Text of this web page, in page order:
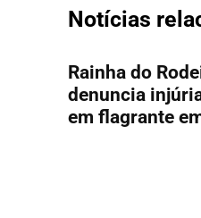
Notícias
Rainha do
denuncia
em flagrante